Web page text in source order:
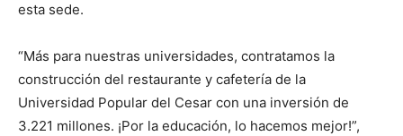
esta sede.
“Más para nuestras universidades, contratamos la
construcción del restaurante y cafetería de la
Universidad Popular del Cesar con una inversión de
3.221 millones. ¡Por la educación, lo hacemos mejor!”,